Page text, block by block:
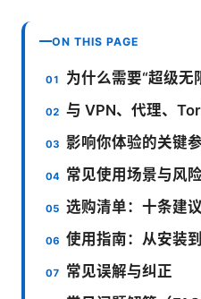
ON THIS PAGE
为什么需要“超级无
与 VPN、代理、
影响你体验的关键
常见使用场景与风
选购清单：十条建议
使用指南：从安装
常见误解与纠正